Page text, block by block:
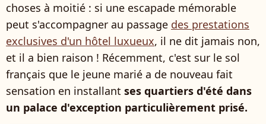
choses à moitié : si une escapade mémorable
peut s'accompagner au passage des prestations
exclusives d'un hôtel luxueux, il ne dit jamais non,
et il a bien raison ! Récemment, c'est sur le sol
français que le jeune marié a de nouveau fait
sensation en installant ses quartiers d'été dans
un palace d'exception particulièrement prisé.